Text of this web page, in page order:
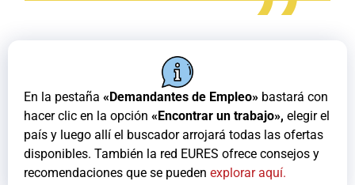
En la pestaña «Demandantes de Empleo» bastará con
hacer clic en la opción «Encontrar un trabajo», elegir el
país y luego allí el buscador arrojará todas las ofertas
disponibles. También la red EURES ofrece consejos y
recomendaciones que se pueden explorar aquí.